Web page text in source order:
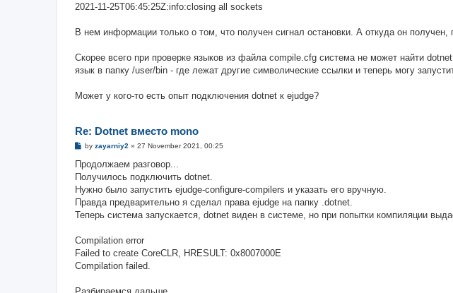
2021-11-25T06:45:25Z:info:closing all sockets
В нем информации только о том, что получен сигнал остановки. А откуда он получен,
Скорее всего при проверке языков из файла compile.cfg система не может найти
язык в папку /user/bin - где лежат другие символические ссылки и теперь могу
Может у кого-то есть опыт подключения dotnet к ejudge?
Re: Dotnet вместо mono
P
s
t
by zayarniy2 » 27 November 2021, 00:25
Продолжаем разговор...
Получилось подключить dotnet.
Нужно было запустить ejudge-configure-compilers и указать его вручную.
Правда предварительно я сделал права ejudge на папку .dotnet.
Теперь система запускается, dotnet виден в системе, но при попытки компиляции
Compilation error
Failed to create CoreCLR, HRESULT: 0x8007000E
Compilation failed.
Разбираемся дальше